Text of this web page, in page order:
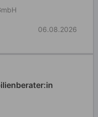
06.08.2026